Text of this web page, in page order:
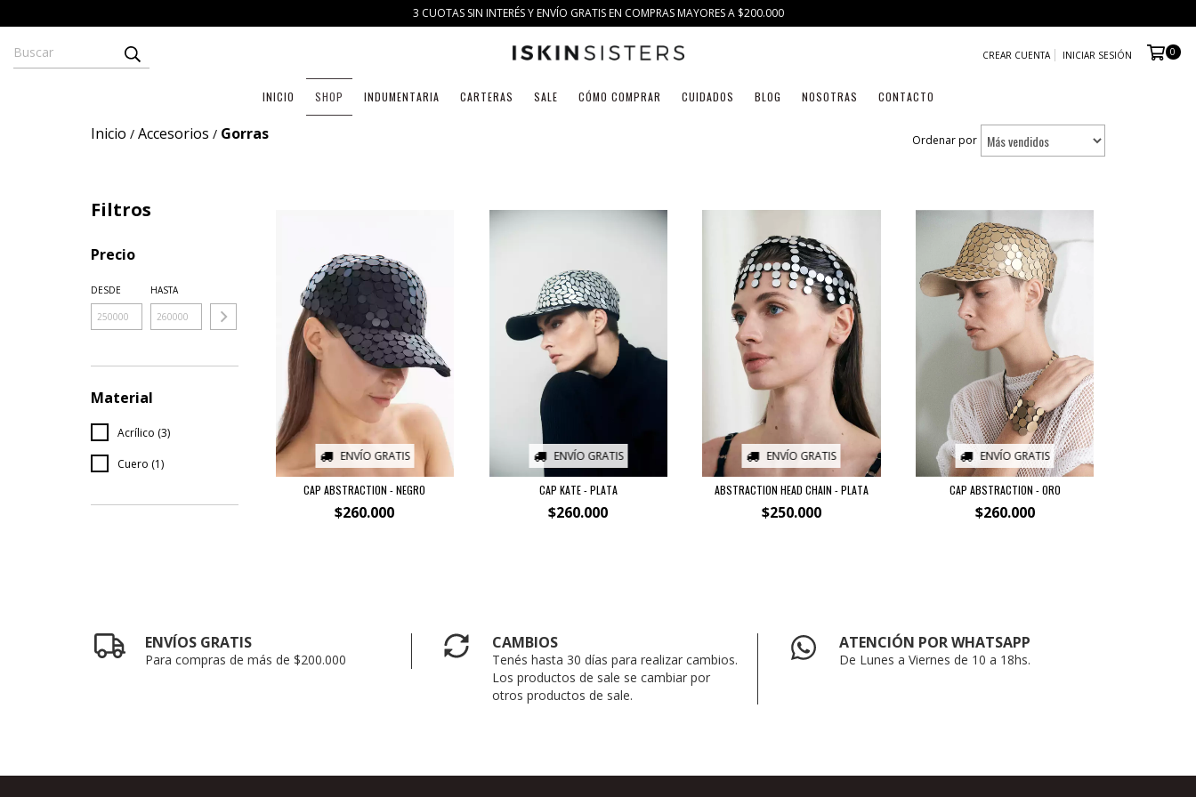
3 CUOTAS SIN INTERÉS Y ENVÍO GRATIS EN COMPRAS MAYORES A $200.000
CREAR CUENTA INICIAR SESIÓN 0
INICIO SHOP INDUMENTARIA CARTERAS SALE CÓMO COMPRAR CUIDADOS BLOG NOSOTRAS CONTACTO
Inicio / Accesorios / Gorras Ordenar por
Filtros
Precio
DESDE HASTA
Material
Acrílico (3)
Cuero (1)
ENVÍO GRATIS
CAP ABSTRACTION - NEGRO
$260.000
ENVÍO GRATIS
CAP KATE - PLATA
$260.000
ENVÍO GRATIS
ABSTRACTION HEAD CHAIN - PLATA
$250.000
ENVÍO GRATIS
CAP ABSTRACTION - ORO
$260.000
ENVÍOS GRATIS
Para compras de más de $200.000
CAMBIOS
Tenés hasta 30 días para realizar cambios.
Los productos de sale se cambiar por
otros productos de sale.
ATENCIÓN POR WHATSAPP
De Lunes a Viernes de 10 a 18hs.